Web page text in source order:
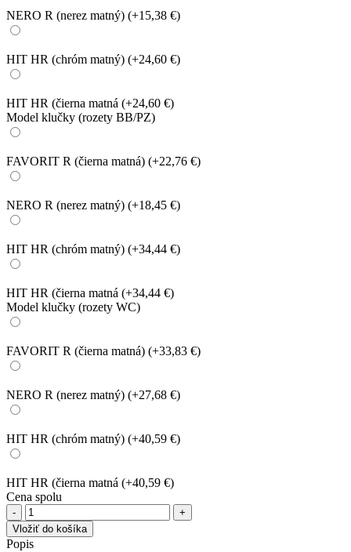
NERO R (nerez matný) (+15,38 €)
HIT HR (chróm matný) (+24,60 €)
HIT HR (čierna matná (+24,60 €)
Model klučky (rozety BB/PZ)
FAVORIT R (čierna matná) (+22,76 €)
NERO R (nerez matný) (+18,45 €)
HIT HR (chróm matný) (+34,44 €)
HIT HR (čierna matná (+34,44 €)
Model klučky (rozety WC)
FAVORIT R (čierna matná) (+33,83 €)
NERO R (nerez matný) (+27,68 €)
HIT HR (chróm matný) (+40,59 €)
HIT HR (čierna matná (+40,59 €)
Cena spolu
množstvo
Interiérové
dvere
Vložiť do košíka
Popis